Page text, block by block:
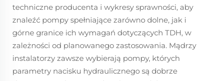
techniczne producenta i wykresy sprawności, aby
znaleźć pompy spełniające zarówno dolne, jak i
górne granice ich wymagań dotyczących TDH, w
zależności od planowanego zastosowania. Mądrzy
instalatorzy zawsze wybierają pompy, których
parametry nacisku hydraulicznego są dobrze